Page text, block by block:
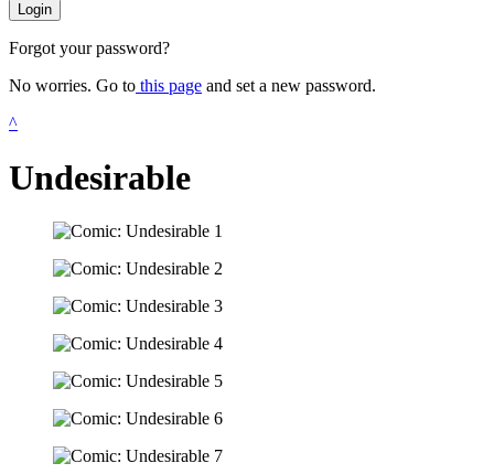
Login
Forgot your password?
No worries. Go to this page and set a new password.
^
Undesirable